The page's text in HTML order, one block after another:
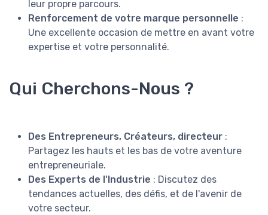
leur propre parcours.
Renforcement de votre marque personnelle :
Une excellente occasion de mettre en avant votre
expertise et votre personnalité.
Qui Cherchons-Nous ?
Des Entrepreneurs, Créateurs, directeur :
Partagez les hauts et les bas de votre aventure
entrepreneuriale.
Des Experts de l'Industrie : Discutez des
tendances actuelles, des défis, et de l'avenir de
votre secteur.